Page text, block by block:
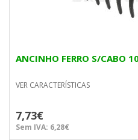
ANCINHO FERRO S/CABO
VER CARACTERÍSTICAS
7,73€
Sem IVA: 6,28€